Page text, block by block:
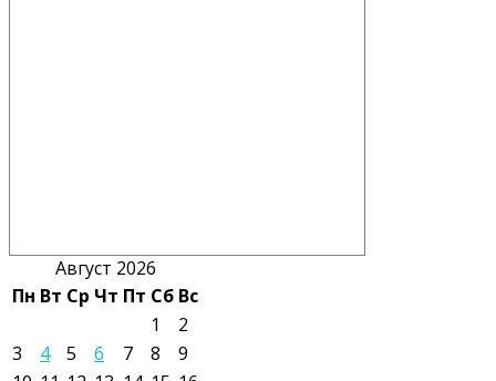
Август 2026
Пн Вт Ср Чт Пт Сб Вс
1
2
3
4 5 6 7 8
9